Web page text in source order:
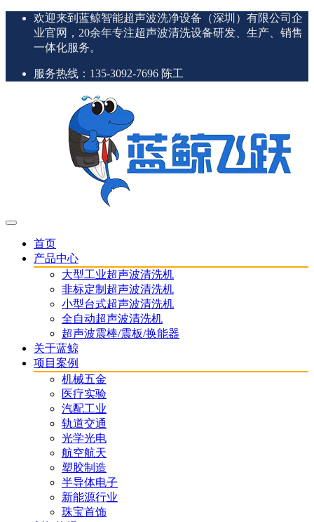
欢迎来到蓝鲸智能超声波洗净设备（深圳）有限公司企
业官网，20余年专注超声波清洗设备研发、生产、销售
一体化服务。
服务热线：135-3092-7696 陈工
首页
产品中心
大型工业超声波清洗机
非标定制超声波清洗机
小型台式超声波清洗机
全自动超声波清洗机
超声波震棒/震板/换能器
关于蓝鲸
项目案例
机械五金
医疗实验
汽配工业
轨道交通
光学光电
航空航天
塑胶制造
半导体电子
新能源行业
珠宝首饰